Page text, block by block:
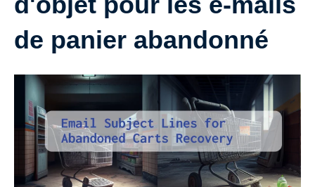
de panier abandonné